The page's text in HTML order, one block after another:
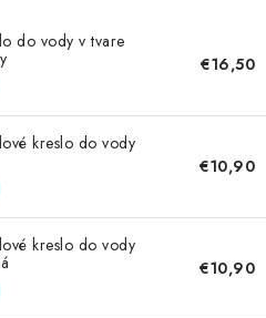
do vody v tvare
€16,50
kreslo do vody
€10,90
kreslo do vody
€10,90